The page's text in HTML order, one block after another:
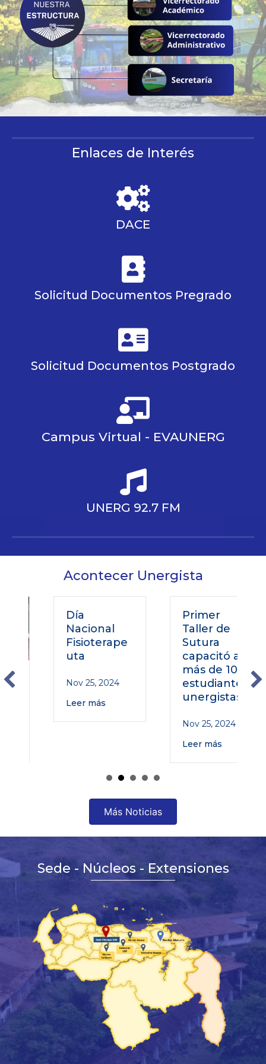
Enlaces de Interés
DACE
Solicitud Documentos Pregrado
Solicitud Documentos Postgrado
Campus Virtual - EVAUNERG
UNERG 92.7 FM
Acontecer Unergista
Nacional
Fisioterape
uta
Nov 25, 2024
Leer más
Primer
Taller de
Sutura
capacitó a
más de 100
estudiantes
unergistas
Nov 25, 2024
Leer más
Más Noticias
Sede - Núcleos - Extensiones